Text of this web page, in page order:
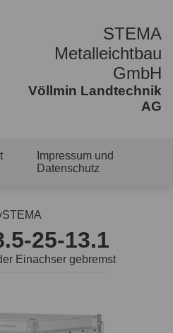
STEMA
Metalleichtbau
GmbH
Völlmin Landtechnik
AG
Impressum und
Datenschutz
25-13.1
Einachser gebremst